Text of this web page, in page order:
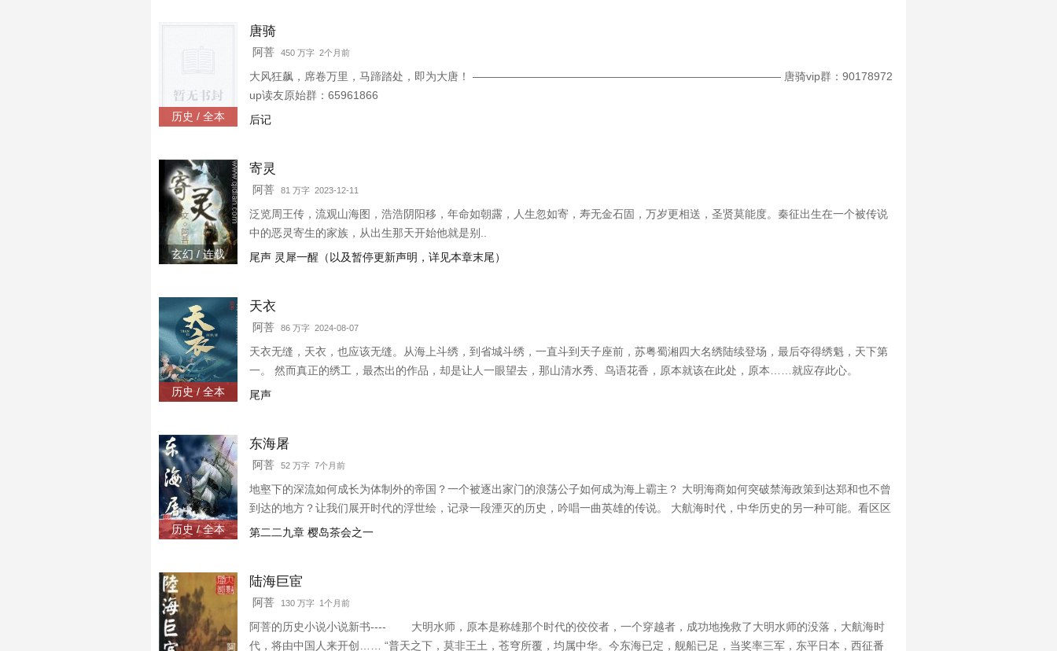
历史 / 全本
唐骑
阿菩 450 万字 2个月前
大风狂飙，席卷万里，马蹄踏处，即为大唐！ ———————————————————————————— 唐骑vip群：90178972
up读友原始群：65961866
后记
玄幻 / 连载
寄灵
阿菩 81 万字 2023-12-11
泛览周王传，流观山海图，浩浩阴阳移，年命如朝露，人生忽如寄，寿无金石固，万岁更相送，圣贤莫能度。秦征出生在一个被传说
中的恶灵寄生的家族，从出生那天开始他就是别..
尾声 灵犀一醒（以及暂停更新声明，详见本章末尾）
历史 / 全本
天衣
阿菩 86 万字 2024-08-07
天衣无缝，天衣，也应该无缝。从海上斗绣，到省城斗绣，一直斗到天子座前，苏粤蜀湘四大名绣陆续登场，最后夺得绣魁，天下第
一。 然而真正的绣工，最杰出的作品，却是让人一眼望去，那山清水秀、鸟语花香，原本就该在此处，原本……就应存此心。
尾声
历史 / 全本
东海屠
阿菩 52 万字 7个月前
地壑下的深流如何成长为体制外的帝国？一个被逐出家门的浪荡公子如何成为海上霸主？ 大明海商如何突破禁海政策到达郑和也不曾
到达的地方？让我们展开时代的浮世绘，记录一段湮灭的历史，吟唱一曲英雄的传说。 大航海时代，中华历史的另一种可能。看区区
海商呼啸东南，威震四海，打造新的天朝！ 光荣与梦想，尽在东海屠！
第二二九章 樱岛茶会之一
陆海巨宦
阿菩 130 万字 1个月前
阿菩的历史小说小说新书---- 大明水师，原本是称雄那个时代的佼佼者，一个穿越者，成功地挽救了大明水师的没落，大航海时
代，将由中国人来开创…… “普天之下，莫非王土，苍穹所覆，均属中华。今东海已定，舰船已足，当奖率三军，东平日本，西征番